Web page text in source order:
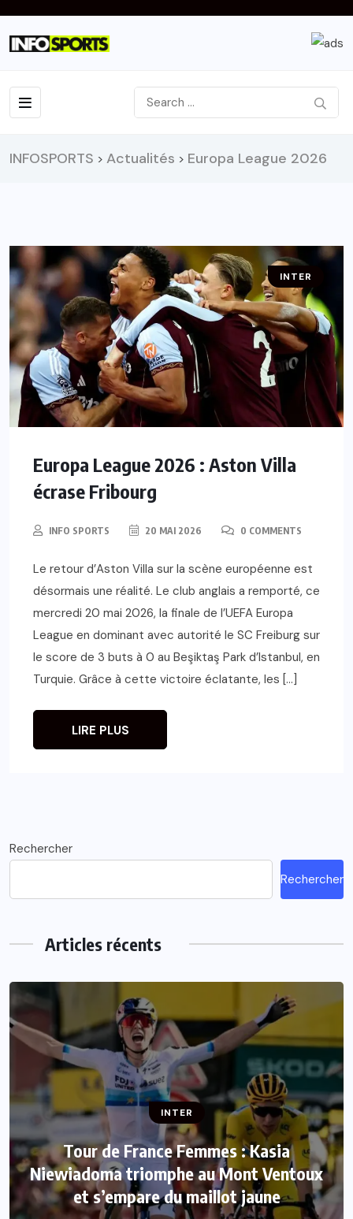
INFOSPORTS > Actualités > Europa League 2026
INTER
Europa League 2026 : Aston Villa
écrase Fribourg
INFO SPORTS 20 MAI 2026 0 COMMENTS
Le retour d’Aston Villa sur la scène européenne est
désormais une réalité. Le club anglais a remporté, ce
mercredi 20 mai 2026, la finale de l’UEFA Europa
League en dominant avec autorité le SC Freiburg sur
le score de 3 buts à 0 au Beşiktaş Park d’Istanbul, en
Turquie. Grâce à cette victoire éclatante, les […]
LIRE PLUS
Rechercher
Rechercher
Articles récents
INTER
Tour de France Femmes : Kasia
Niewiadoma triomphe au Mont Ventoux
et s’empare du maillot jaune
INTER
Mercato : Le FC Barcelone s’offre Rodri
pour 50 millions d’euros